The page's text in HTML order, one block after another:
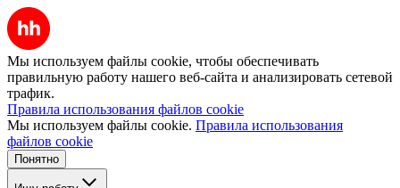
Мы используем файлы cookie, чтобы обеспечивать
правильную работу нашего веб-сайта и анализировать сетевой
трафик.
Правила использования файлов cookie
Мы используем файлы cookie. Правила использования
файлов cookie
Понятно